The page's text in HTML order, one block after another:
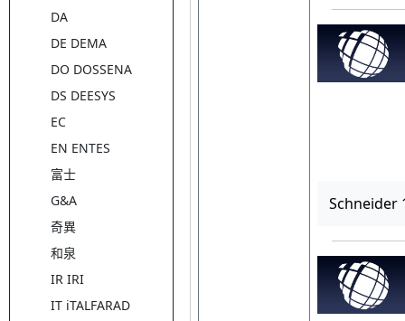
DA
DE DEMA
DO DOSSENA
DS DEESYS
EC
EN ENTES
富士
G&A
奇異
和泉
IR IRI
IT iTALFARAD
Schneider